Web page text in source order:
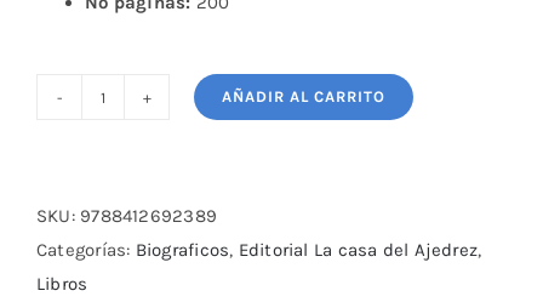
Réti
cantidad
AÑADIR AL CARRITO
SKU: 9788412692389
Categorías: Biograficos, Editorial La casa del Ajedrez,
Libros